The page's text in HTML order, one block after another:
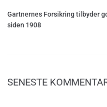
Gartnernes Forsikring tilbyder
siden 1908
SENESTE